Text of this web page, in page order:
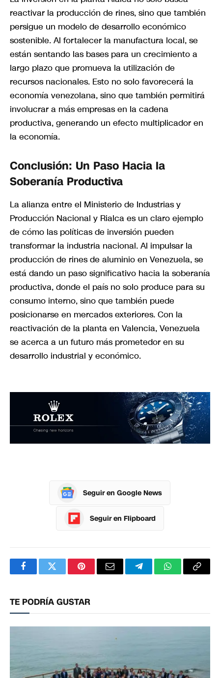
reactivar la producción de rines, sino que también
persigue un modelo de desarrollo económico
sostenible. Al fortalecer la manufactura local, se
están sentando las bases para un crecimiento a
largo plazo que promueva la utilización de
recursos nacionales. Esto no solo favorecerá la
economía venezolana, sino que también permitirá
involucrar a más empresas en la cadena
productiva, generando un efecto multiplicador en
la economía.
Conclusión: Un Paso Hacia la
Soberanía Productiva
La alianza entre el Ministerio de Industrias y
Producción Nacional y Rialca es un claro ejemplo
de cómo las políticas de inversión pueden
transformar la industria nacional. Al impulsar la
producción de rines de aluminio en Venezuela, se
está dando un paso significativo hacia la soberanía
productiva, donde el país no solo produce para su
consumo interno, sino que también puede
posicionarse en mercados exteriores. Con la
reactivación de la planta en Valencia, Venezuela
se acerca a un futuro más prometedor en su
desarrollo industrial y económico.
Seguir en Google News
Seguir en Flipboard
FacebookTwitterPinterestCorreoTelegramWhatsApp
TE PODRÍA GUSTAR